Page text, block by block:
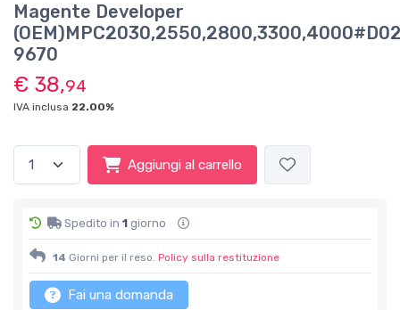
Magente Developer
9670
€ 38,94
IVA inclusa 22.00%
Aggiungi al carrello
Spedito in 1 giorno
14 Giorni per il reso. Policy sulla restituzione
Fai una domanda